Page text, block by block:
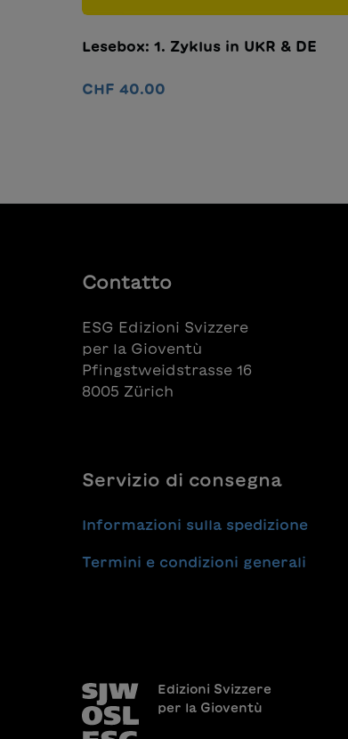
Lesebox: 1. Zyklus in UKR & DE
CHF 40.00
Contatto
ESG Edizioni Svizzere
per la Gioventù
Pfingstweidstrasse 16
8005 Zürich
Servizio di consegna
Informazioni sulla spedizione
Termini e condizioni generali
Edizioni Svizzere
per la Gioventù